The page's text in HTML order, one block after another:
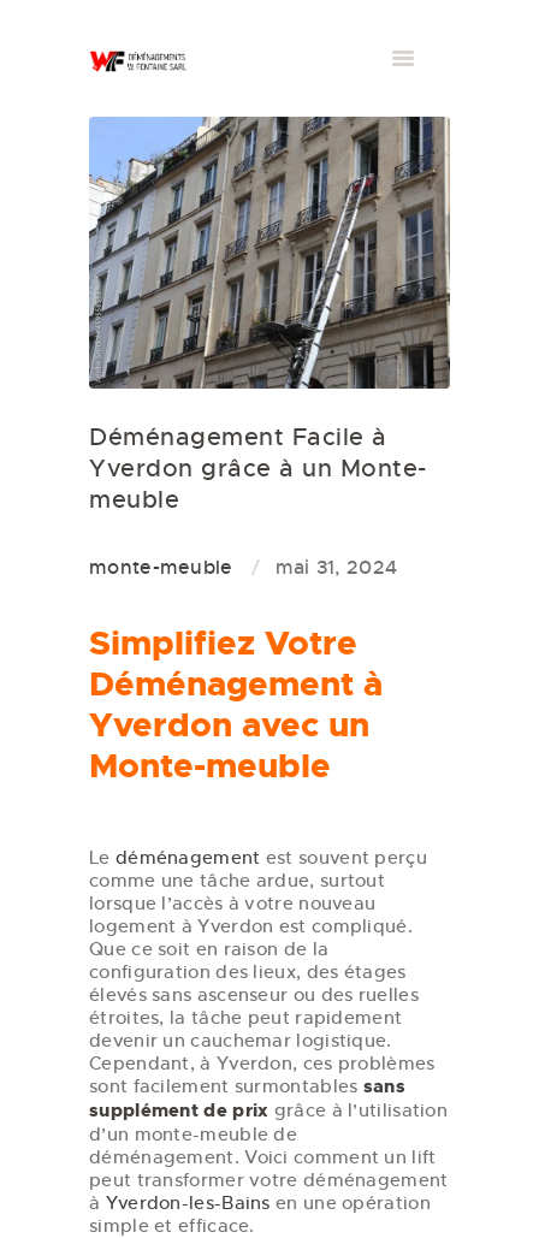
Déménagement Facile à
Yverdon grâce à un Monte-
meuble
monte-meuble mai 31, 2024
Simplifiez Votre
Déménagement à
Yverdon avec un
Monte-meuble
Le déménagement est souvent perçu
comme une tâche ardue, surtout
lorsque l’accès à votre nouveau
logement à Yverdon est compliqué.
Que ce soit en raison de la
configuration des lieux, des étages
élevés sans ascenseur ou des ruelles
étroites, la tâche peut rapidement
devenir un cauchemar logistique.
Cependant, à Yverdon, ces problèmes
sont facilement surmontables sans
supplément de prix grâce à l’utilisation
d’un monte-meuble de
déménagement. Voici comment un lift
peut transformer votre déménagement
à Yverdon-les-Bains en une opération
simple et efficace.